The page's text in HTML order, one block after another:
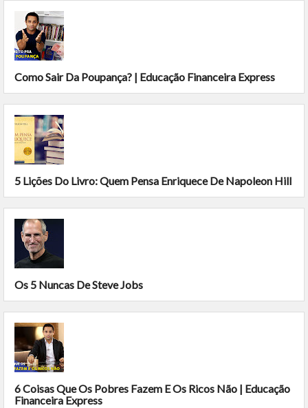
Como Sair Da Poupança? | Educação Financeira Express
5 Lições Do Livro: Quem Pensa Enriquece De Napoleon Hill
Os 5 Nuncas De Steve Jobs
6 Coisas Que Os Pobres Fazem E Os Ricos Não | Educação
Financeira Express